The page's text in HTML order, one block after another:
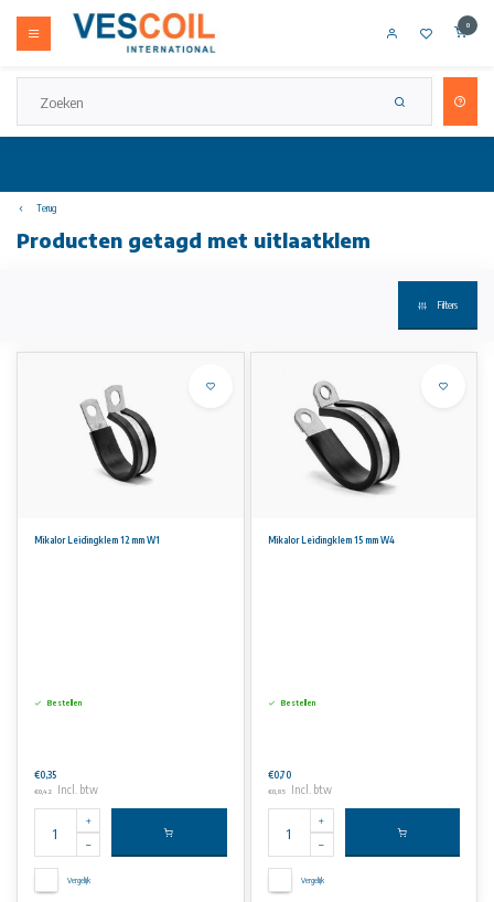
0
Terug
Producten getagd met uitlaatklem
Filters
Mikalor Leidingklem 12 mm W1
Bestellen
€0,35
€0,42 Incl. btw
Vergelijk
Mikalor Leidingklem 15 mm W4
Bestellen
€0,70
€0,85 Incl. btw
Vergelijk